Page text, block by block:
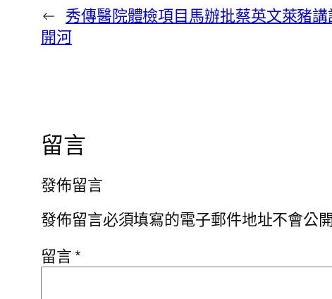
← 秀傳醫院體檢項目馬辦批蔡英文萊豬
開河
留言
發佈留言
發佈留言必須填寫的電子郵件地址不會公
留言*